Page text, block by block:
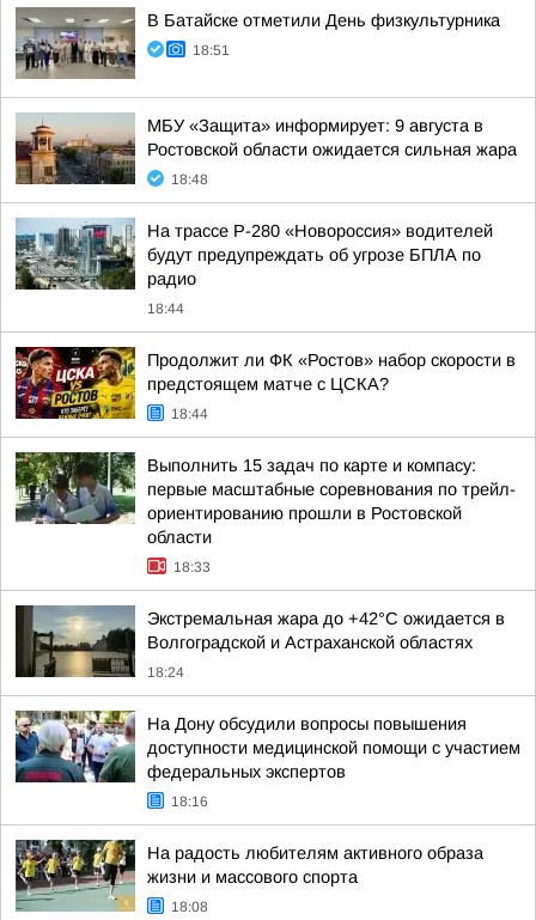
В Батайске отметили День физкультурника
18:51
МБУ «Защита» информирует: 9 августа в
Ростовской области ожидается сильная жара
18:48
На трассе Р-280 «Новороссия» водителей
будут предупреждать об угрозе БПЛА по
радио
18:44
Продолжит ли ФК «Ростов» набор скорости в
предстоящем матче с ЦСКА?
18:44
Выполнить 15 задач по карте и компасу:
первые масштабные соревнования по трейл-
ориентированию прошли в Ростовской
области
18:33
Экстремальная жара до +42°C ожидается в
Волгоградской и Астраханской областях
18:24
На Дону обсудили вопросы повышения
доступности медицинской помощи с участием
федеральных экспертов
18:16
На радость любителям активного образа
жизни и массового спорта
18:08